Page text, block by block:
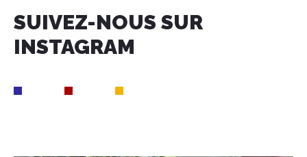
SUIVEZ-NOUS SUR
INSTAGRAM